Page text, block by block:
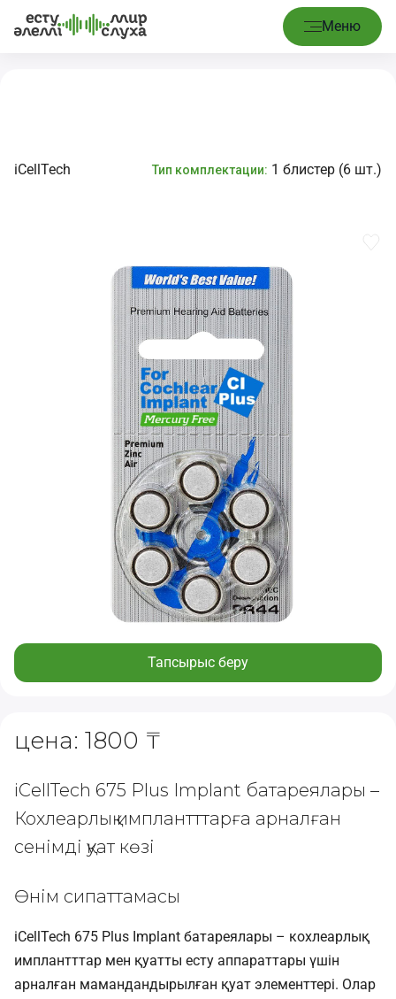
Меню
Басты
бет
/
Шығын
материалдары
Батареялар № 675 CI Plus
iCellTech Тип комплектации: 1 блистер (6 шт.)
Тапсырыс беру
цена: 1800 ₸
iCellTech 675 Plus Implant батареялары –
Кохлеарлық имплантттарға арналған
сенімді қуат көзі
Өнім сипаттамасы
iCellTech 675 Plus Implant батареялары – кохлеарлық
имплантттар мен қуатты есту аппараттары үшін
арналған мамандандырылған қуат элементтері. Олар